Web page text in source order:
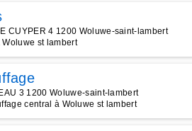
CUYPER 4 1200 Woluwe-saint-lambert
st lambert
3 1200 Woluwe-saint-lambert
central à Woluwe st lambert